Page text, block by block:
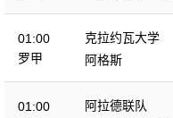
01:00
罗甲
克拉约瓦大学
阿格斯
01:00
阿拉德联队